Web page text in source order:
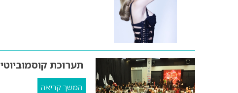
תערוכת קוסמוביוטי
המשך קריאה